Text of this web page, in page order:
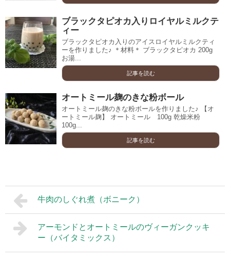
ブラックタピオカ入りロイヤルミルクテ
ィー
ブラックタピオカ入りのアイスロイヤルミルクティ
ーを作りました♪ ＊材料＊ ブラックタピオカ 200g
お湯...
記事を読む
オートミール麹のきな粉ボール
オートミール麹のきな粉ボールを作りました♪ 【オ
ートミール麹】 オートミール 100g 乾燥米粉
100g...
記事を読む
牛肉のしぐれ煮（ボニーク）
アーモンドとオートミールのヴィーガンクッキ
ー（バイタミックス）